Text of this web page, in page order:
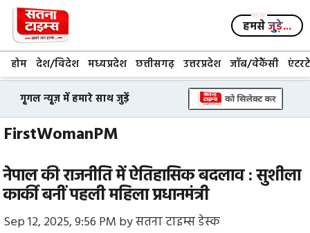
Skip
content
हमसेजुड़े...
होम देश/विदेश मध्यप्रदेश छत्तीसगढ़ उत्तरप्रदेश जॉब/वेकैंसी
गूगल न्यूज़ में हमारे साथ जुड़ें
FirstWomanPM
नेपाल की राजनीति में ऐतिहासिक बदलाव : सुशीला
कार्की बनीं पहली महिला प्रधानमंत्री
Sep 12, 2025, 9:56 PM byसतना टाइम्स डेस्क